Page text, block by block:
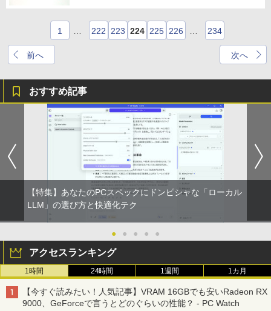
前へ
1 222 223 224 225 226 234
次へ
おすすめ記事
【特集】あなたのPCスペックにドンピシャな「ローカル
LLM」の選び方と快適化テク
● ● ● ● ●
アクセスランキング
1時間 24時間 1週間 1カ月
【今すぐ読みたい！人気記事】VRAM 16GBでも安いRadeon RX
9000、GeForceで言うとどのぐらいの性能？ - PC Watch